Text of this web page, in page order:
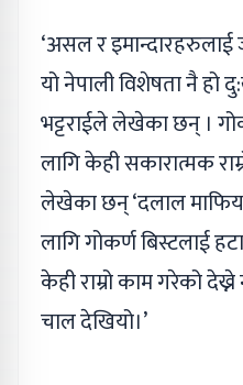
‘असल र इमान्दारहरुलाई
यो नेपाली विशेषता नै हो
भट्टराईले लेखेका छन् ।
लागि केही सकारात्मक
लेखेका छन् ‘दलाल
लागि गोकर्ण बिस्टलाई
केही राम्रो काम गरेको
चाल देखियो।’